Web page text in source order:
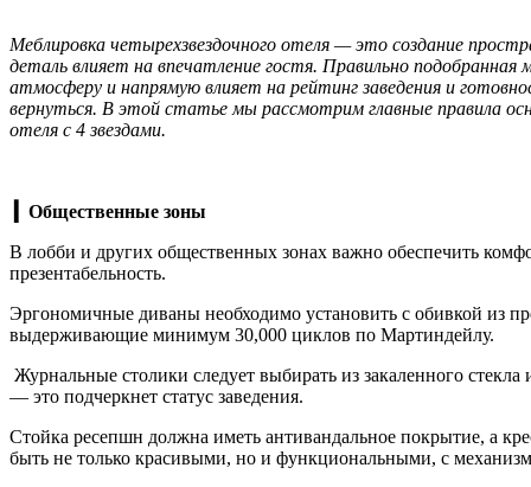
Меблировка четырехзвездочного отеля — это создание
деталь влияет на впечатление гостя. Правильно подобранная
атмосферу и напрямую влияет на рейтинг заведения и
вернуться. В этой статье мы рассмотрим главные правила
отеля с 4 звездами.
▎Общественные зоны
В лобби и других общественных зонах важно обеспечить
презентабельность.
Эргономичные диваны необходимо установить с обивкой из
выдерживающие минимум 30,000 циклов по Мартиндейлу.
Журнальные столики следует выбирать из закаленного стекла
— это подчеркнет статус заведения.
Стойка ресепшн должна иметь антивандальное покрытие, а
быть не только красивыми, но и функциональными, с